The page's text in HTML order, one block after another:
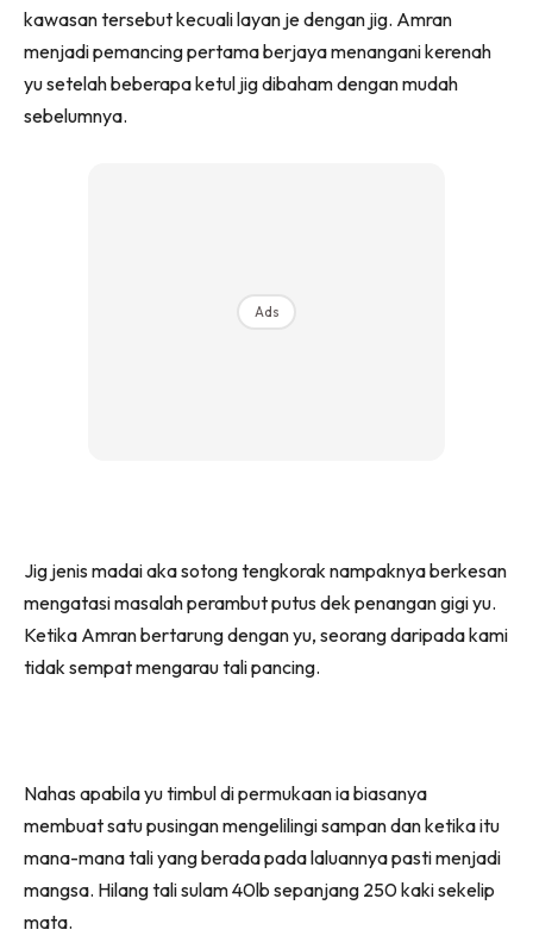
kawasan tersebut kecuali layan je dengan jig. Amran
menjadi pemancing pertama berjaya menangani kerenah
yu setelah beberapa ketul jig dibaham dengan mudah
sebelumnya.
Ads
Jig jenis madai aka sotong tengkorak nampaknya berkesan
mengatasi masalah perambut putus dek penangan gigi yu.
Ketika Amran bertarung dengan yu, seorang daripada kami
tidak sempat mengarau tali pancing.
Nahas apabila yu timbul di permukaan ia biasanya
membuat satu pusingan mengelilingi sampan dan ketika itu
mana-mana tali yang berada pada laluannya pasti menjadi
mangsa. Hilang tali sulam 40lb sepanjang 250 kaki sekelip
mata.